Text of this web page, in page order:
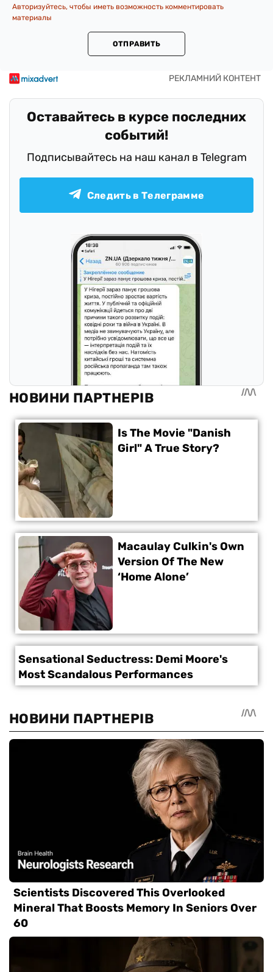
Авторизуйтесь, чтобы иметь возможность комментировать
материалы
ОТПРАВИТЬ
Оставайтесь в курсе последних
событий!
Подписывайтесь на наш канал в Telegram
Следить в Телеграмме